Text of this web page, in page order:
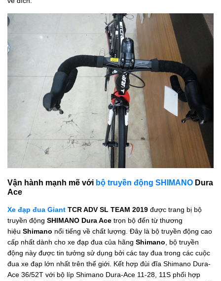
Vận hành mạnh mẽ với bộ truyền động SHIMANO Dura
Ace
Xe đạp đua Giant TCR ADV SL TEAM 2019 được trang bị bộ
truyền động SHIMANO Dura Ace trọn bộ đến từ thương
hiệu Shimano nổi tiếng về chất lượng. Đây là bộ truyền động cao
cấp nhất dành cho xe đạp đua của hãng Shimano , bộ truyền
động này được tin tưởng sử dụng bởi các tay đua trong các cuộc
đua xe đạp lớn nhất trên thế giới. Kết hợp đùi đĩa Shimano Dura-
Ace 36/52T với bộ líp Shimano Dura-Ace 11-28, 11S phối hợp